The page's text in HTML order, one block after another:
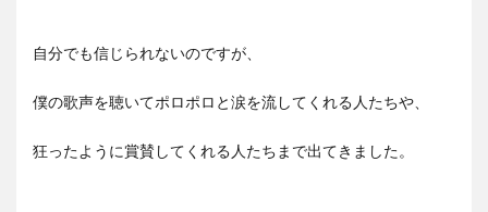
自分でも信じられないのですが、
僕の歌声を聴いてポロポロと涙を流してくれる人たちや、
狂ったように賞賛してくれる人たちまで出てきました。